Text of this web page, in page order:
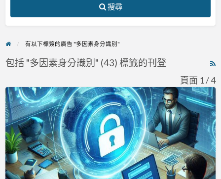
搜尋
有以下標簽的廣告 "多因素身分識別"
包括 "多因素身分識別" (43) 標籤的刊登
頁面 1 / 4
FIDO
身
分
驗
證|Passkey|
無
密